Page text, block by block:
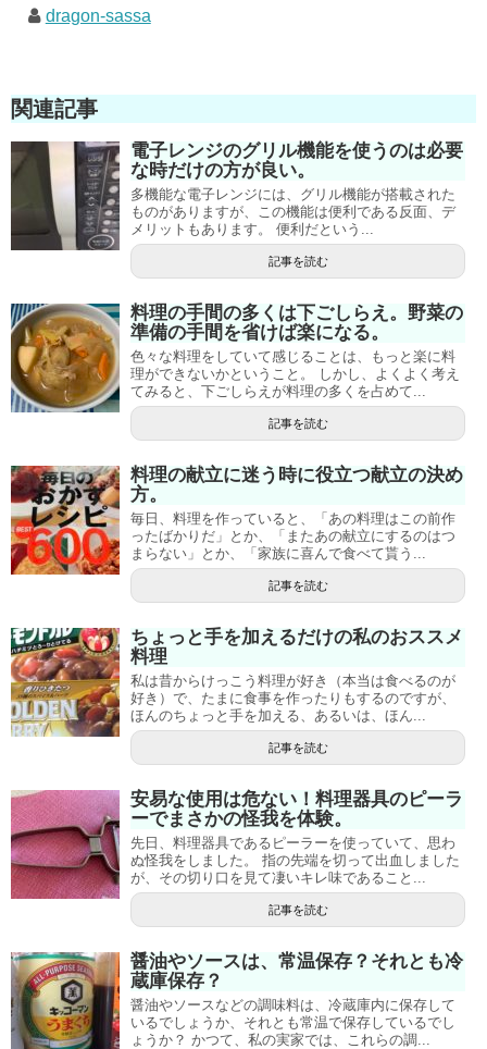
dragon-sassa
関連記事
電子レンジのグリル機能を使うのは必要
な時だけの方が良い。
多機能な電子レンジには、グリル機能が搭載された
ものがありますが、この機能は便利である反面、デ
メリットもあります。 便利だという...
記事を読む
料理の手間の多くは下ごしらえ。野菜の
準備の手間を省けば楽になる。
色々な料理をしていて感じることは、もっと楽に料
理ができないかということ。 しかし、よくよく考え
てみると、下ごしらえが料理の多くを占めて...
記事を読む
料理の献立に迷う時に役立つ献立の決め
方。
毎日、料理を作っていると、「あの料理はこの前作
ったばかりだ」とか、「またあの献立にするのはつ
まらない」とか、「家族に喜んで食べて貰う...
記事を読む
ちょっと手を加えるだけの私のおススメ
料理
私は昔からけっこう料理が好き（本当は食べるのが
好き）で、たまに食事を作ったりもするのですが、
ほんのちょっと手を加える、あるいは、ほん...
記事を読む
安易な使用は危ない！料理器具のピーラ
ーでまさかの怪我を体験。
先日、料理器具であるピーラーを使っていて、思わ
ぬ怪我をしました。 指の先端を切って出血しました
が、その切り口を見て凄いキレ味であること...
記事を読む
醤油やソースは、常温保存？それとも冷
蔵庫保存？
醤油やソースなどの調味料は、冷蔵庫内に保存して
いるでしょうか、それとも常温で保存しているでし
ょうか？ かつて、私の実家では、これらの調...